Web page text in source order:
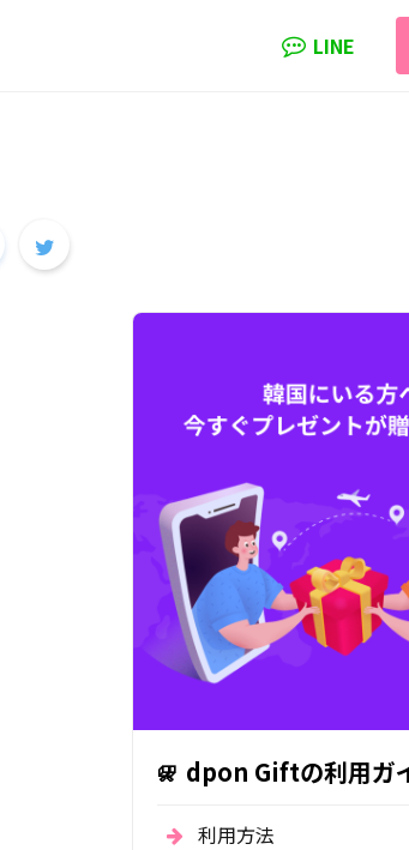
LINE
dpon Giftの利用ガ
利用方法